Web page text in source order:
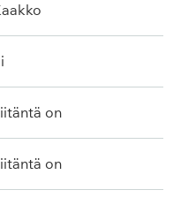
kaakko
ei
liitäntä on
liitäntä on